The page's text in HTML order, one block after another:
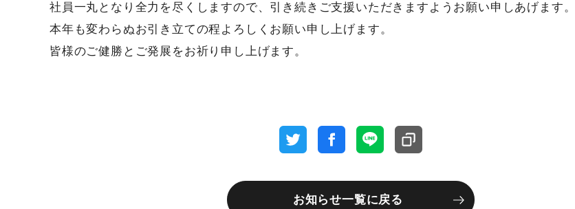
社員一丸となり全力を尽くしますので、引き続きご支援いただきますようお願い申しあげます。
本年も変わらぬお引き立ての程よろしくお願い申し上げます。
皆様のご健勝とご発展をお祈り申し上げます。
お知らせ一覧に戻る